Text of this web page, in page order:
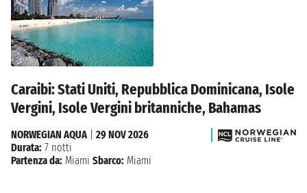
Caraibi: Stati Uniti, Repubblica Dominicana, Isole
Vergini, Isole Vergini britanniche, Bahamas
NORWEGIAN AQUA| 29 NOV 2026
Durata: 7 notti
Partenza da: Miami Sbarco: Miami